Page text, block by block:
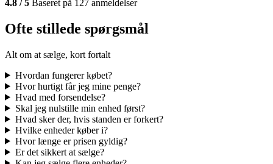
4.8 / 5 Baseret på 127 anmeldelser
Ofte stillede spørgsmål
Alt om at sælge, kort fortalt
Hvordan fungerer købet?
Hvor hurtigt får jeg mine penge?
Hvad med forsendelse?
Skal jeg nulstille min enhed først?
Hvad sker der, hvis standen er forkert?
Hvilke enheder køber i?
Hvor længe er prisen gyldig?
Er det sikkert at sælge?